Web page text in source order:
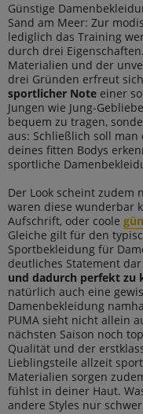
Günstige
Sand am Meer: Zur
lediglich das Training
durch drei
Materialien und der
drei Gründen erfreut sich
sportlicher Note einer
Jungen wie Jung-
bequem zu tragen,
aus: Schließlich soll
deines fitten Bodys
sportliche
Der Look scheint zudem
waren diese wunderbar
Aufschrift, oder coole
Gleiche gilt für den
Sportbekleidung für
deutliches Statement
und dadurch perfekt zu
natürlich auch eine
Damenbekleidung
PUMA sieht nicht allein
nächsten Saison noch
Qualität und der
Lieblingsteile allzeit
Materialien sorgen
fühlst in deiner Haut.
andere Styles nur